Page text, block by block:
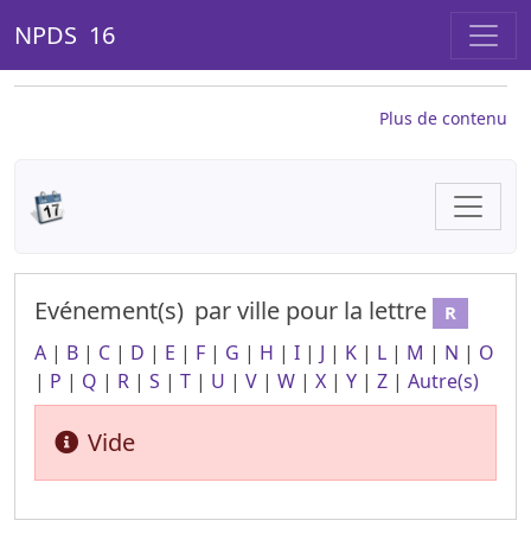
NPDS 16
Plus de contenu
Evénement(s) par ville pour la lettre R
A | B | C | D | E | F | G | H | I | J | K | L | M | N | O
| P | Q | R | S | T | U | V | W | X | Y | Z | Autre(s)
Vide